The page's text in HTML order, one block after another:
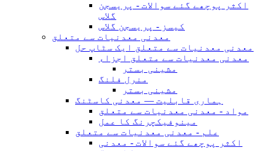
اکثر پوچھے گئے سوالات - پریسجن
گلاس
کیسز - پریسجن گلاس
معدنی معدنیات سے متعلق
معدنی معدنیات سے متعلق ایک سٹاپ حل
معدنی معدنیات سے متعلق اجزاء
مشینی بستر
منرل فلنگ
مشینی بستر
ہماری قابلیت — معدنی کاسٹنگ
مواد - معدنی معدنیات سے متعلق
مینوفیکچرنگ کا عمل
علم - معدنی معدنیات سے متعلق
اکثر پوچھے گئے سوالات - معدنی